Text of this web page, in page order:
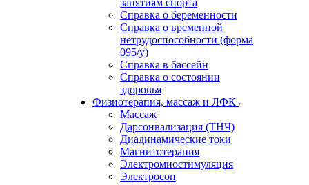
занятиям спорта
Справка о беременности
Справка о временной
нетрудоспособности (форма
095/у)
Справка в бассейн
Справка о состоянии
здоровья
Физиотерапия, массаж и ЛФК
Массаж
Дарсонвализация (ТНЧ)
Диадинамические токи
Магнитотерапия
Электромиостимуляция
Электросон